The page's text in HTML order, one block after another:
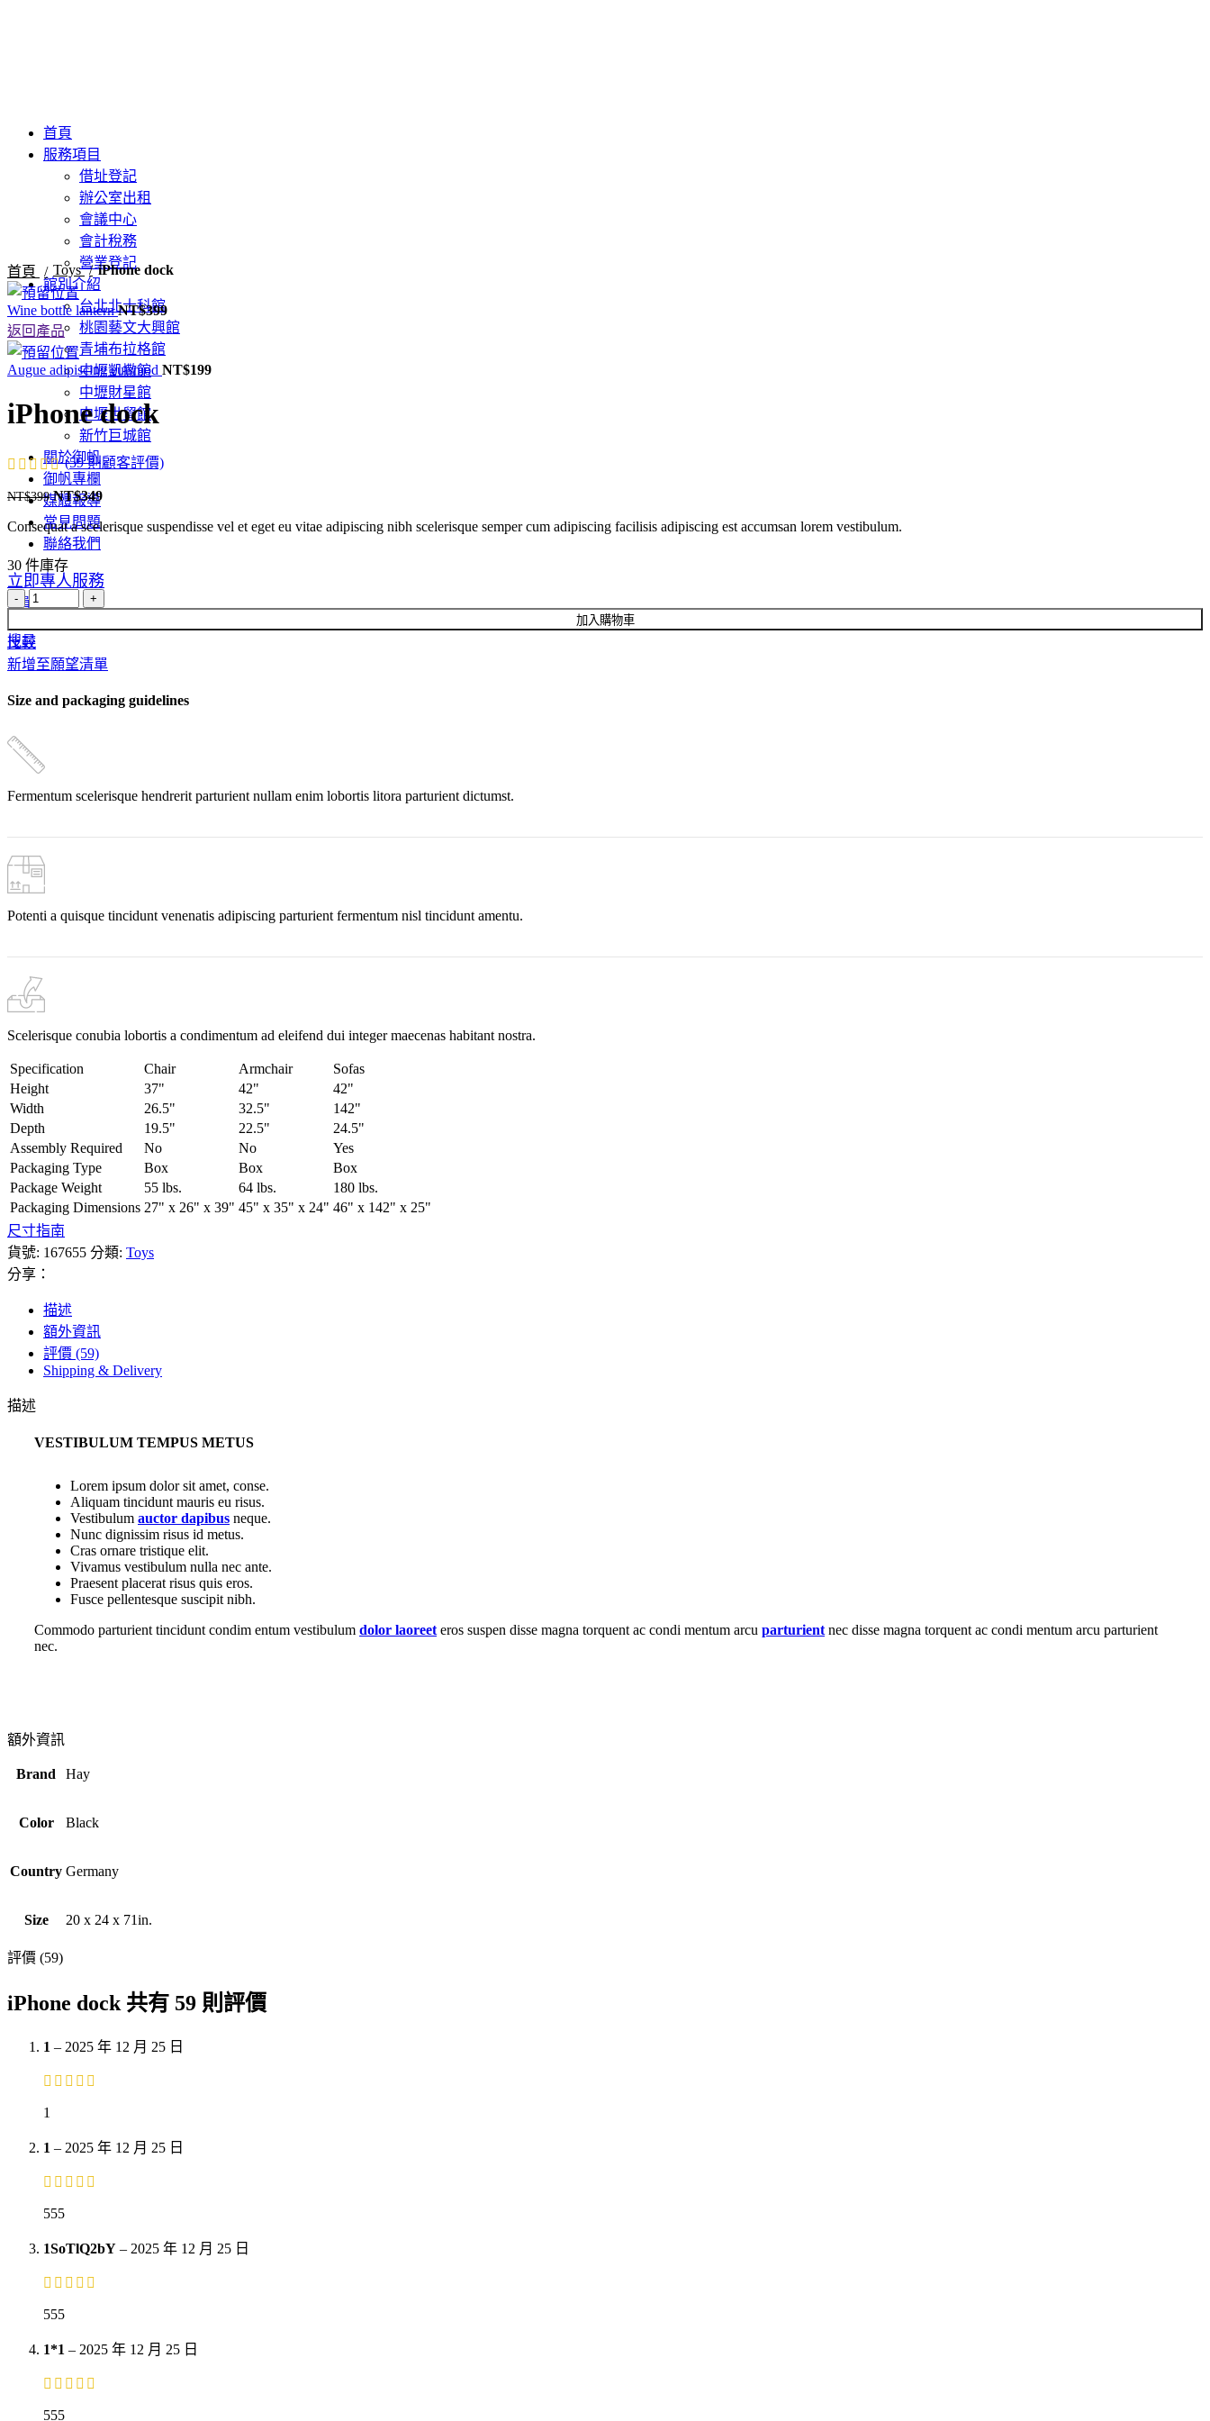
首頁
服務項目
借址登記
辦公室出租
會議中心
會計稅務
營業登記
館別介紹
台北北士科館
桃園藝文大興館
青埔布拉格館
中壢凱撒館
中壢財星館
中壢世貿館
新竹巨城館
關於御帆
御帆專欄
媒體報導
常見問題
聯絡我們
立即專人服務
選單
搜尋
首頁
Toys iPhone dock
Wine bottle lanternNT$399
返回產品
Augue adipiscing euismod NT$199
iPhone dock
(59則顧客評價)
NT$399原
始
價
格：
NT$399。
NT$349目
前
NT$349。
Consequat a scelerisque suspendisse vel et eget eu vitae adipiscing nibh scelerisque semper cum adipiscing facilisis adipiscing est accumsan lorem vestibulum.
30 件庫存
iPhone
dock
數
量
加入購物車
比較
新增至願望清單
Size and packaging guidelines
Fermentum scelerisque hendrerit parturient nullam enim lobortis litora parturient dictumst.
Potenti a quisque tincidunt venenatis adipiscing parturient fermentum nisl tinciduntamentu.
Scelerisque conubia lobortis a condimentum ad eleifend dui integer maecenas habitant nostra.
Specification Chair Armchair
Sofas
Height
37" 42"
42"
Width
26.5" 32.5"
142"
Depth
19.5" 22.5"
24.5"
Assembly Required
No No
Yes
Packaging Type
Box Box
Box
Package Weight
55 lbs. 64 lbs.
180 lbs.
Packaging Dimensions 27" x 26" x 39" 45" x 35" x 24" 46" x 142" x 25"
尺寸指南
貨號: 167655 分類: Toys
分享：
描述
額外資訊
評價 (59)
Shipping & Delivery
描述
VESTIBULUM TEMPUS METUS
Lorem ipsum dolor sit amet, conse.
Aliquam tincidunt mauris eu risus.
Vestibulum auctor dapibus neque.
Nunc dignissim risus id metus.
Cras ornare tristique elit.
Vivamus vestibulum nulla nec ante.
Praesent placerat risus quis eros.
Fusce pellentesque suscipit nibh.
Commodo parturient tincidunt condim entum vestibulum dolor laoreet eros suspen disse magna torquent ac condi mentum arcu parturient nec disse magna torquent ac condi mentum arcu parturient
nec.
額外資訊
Brand Hay
Color Black
Country Germany
Size 20 x 24 x 71in.
評價 (59)
iPhone dock 共有 59 則評價
1 – 2025 年 12 月 25 日
1
1 – 2025 年 12 月 25 日
555
1SoTlQ2bY – 2025 年 12 月 25 日
555
1*1 – 2025 年 12 月 25 日
555